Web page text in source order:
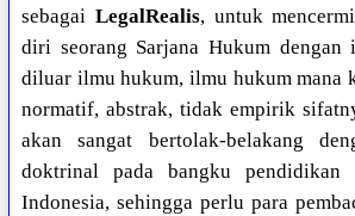
sebagai LegalRealis, untuk
diri seorang Sarjana Hukum
diluar ilmu hukum, ilmu hukum mana
normatif, abstrak, tidak empirik
akan sangat bertolak-belakang
doktrinal pada bangku
Indonesia, sehingga perlu para